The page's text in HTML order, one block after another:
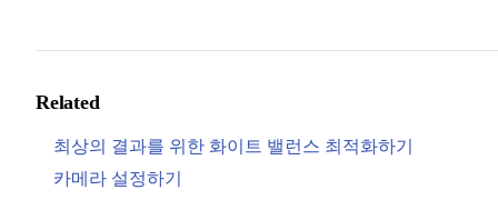
Related
최상의 결과를 위한 화이트 밸런스 최적화하기
카메라 설정하기